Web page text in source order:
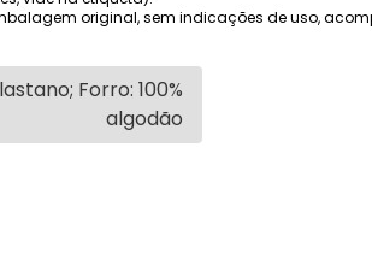
original, sem indicações de uso,
Forro: 100%
algodão